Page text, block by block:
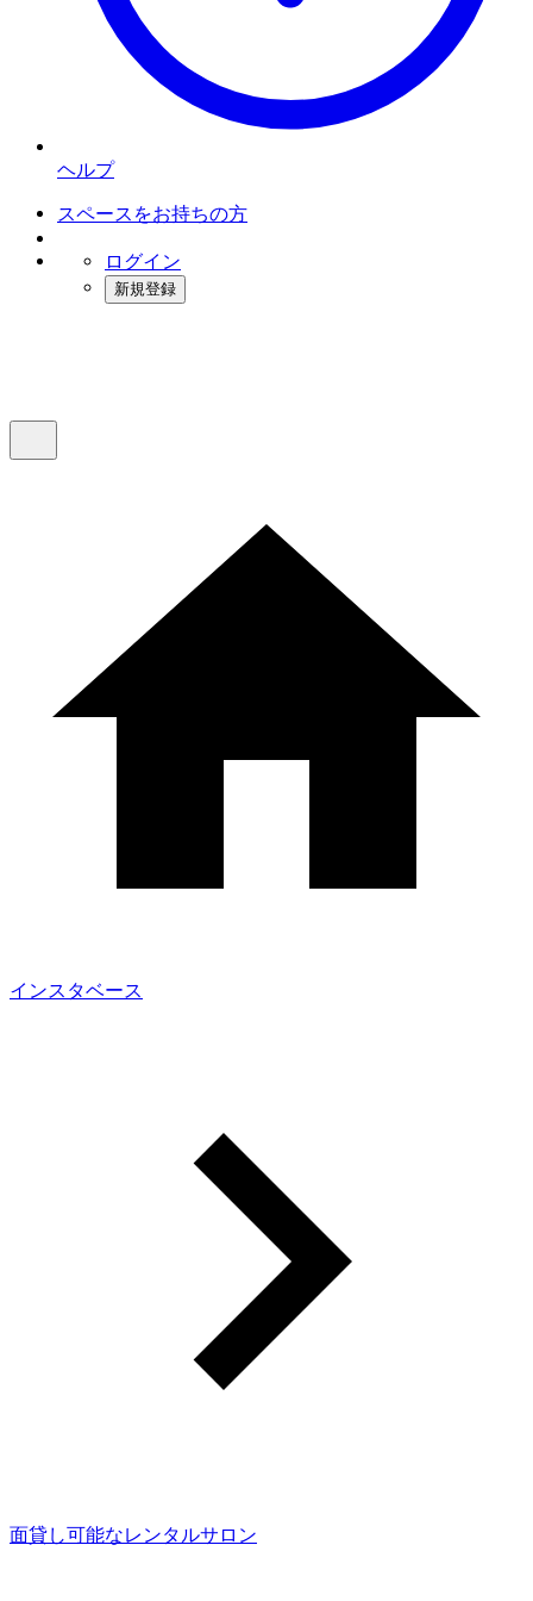
ヘルプ
スペースをお持ちの方
ログイン
新規登録
インスタベース
面貸し可能なレンタルサロン